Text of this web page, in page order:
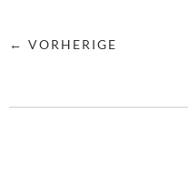
← VORHERIGE